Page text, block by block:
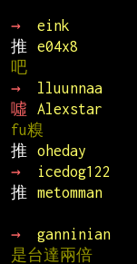
→
eink
推
e04x8
吧
→
lluunnaa
噓
Alexstar
fu糗
推
oheday
→
icedog122
推
metomman
→
ganninian
是台達兩倍